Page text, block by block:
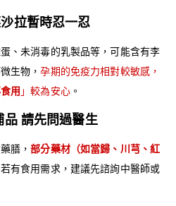
拉暫時忍一忍
、未消毒的乳製品等，可能含有李
生物，孕期的免疫力相對較敏感，
用」較為安心。
請先問過醫生
膳，部分藥材（如當歸、川芎、紅
有食用需求，建議先諮詢中醫師或